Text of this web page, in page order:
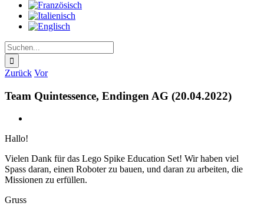
Suche
nach:
Zurück Vor
Team Quintessence, Endingen AG (20.04.2022)
Hallo!
Vielen Dank für das Lego Spike Education Set! Wir haben viel
Spass daran, einen Roboter zu bauen, und daran zu arbeiten, die
Missionen zu erfüllen.
Gruss